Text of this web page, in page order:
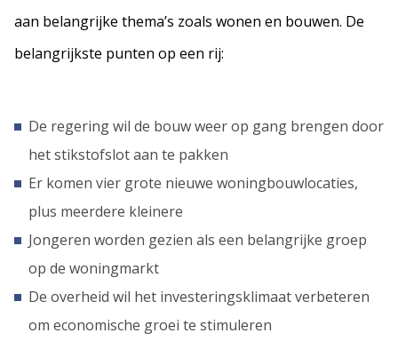
aan belangrijke thema’s zoals wonen en bouwen. De
belangrijkste punten op een rij:
De regering wil de bouw weer op gang brengen door
het stikstofslot aan te pakken
Er komen vier grote nieuwe woningbouwlocaties,
plus meerdere kleinere
Jongeren worden gezien als een belangrijke groep
op de woningmarkt
De overheid wil het investeringsklimaat verbeteren
om economische groei te stimuleren